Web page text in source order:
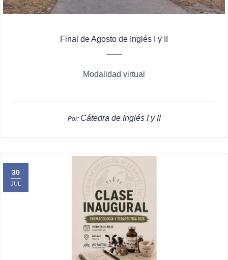
Final de Agosto de Inglés I y II
Modalidad virtual
Por: Cátedra de Inglés I y II
30
JUL